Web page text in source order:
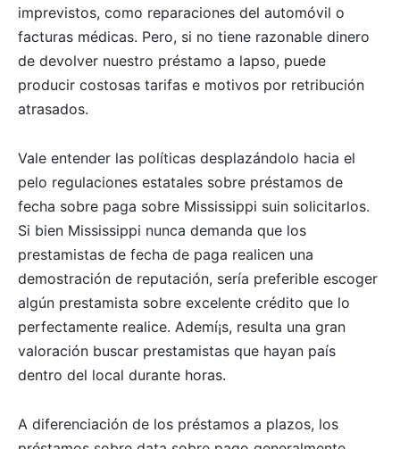
imprevistos, como reparaciones del automóvil o
facturas médicas. Pero, si no tiene razonable dinero
de devolver nuestro préstamo a lapso, puede
producir costosas tarifas e motivos por retribución
atrasados.
Vale entender las políticas desplazándolo hacia el
pelo regulaciones estatales sobre préstamos de
fecha sobre paga sobre Mississippi suin solicitarlos.
Si bien Mississippi nunca demanda que los
prestamistas de fecha de paga realicen una
demostración de reputación, serí­a preferible escoger
algún prestamista sobre excelente crédito que lo
perfectamente realice. Ademí¡s, resulta una gran
valoración buscar prestamistas que hayan país
dentro del local durante horas.
A diferenciación de los préstamos a plazos, los